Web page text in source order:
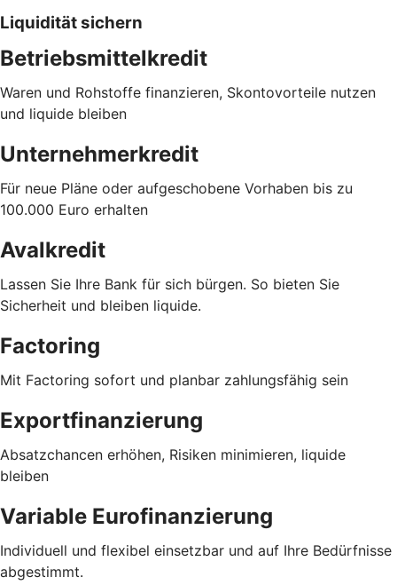
Liquidität sichern
Betriebsmittelkredit
Waren und Rohstoffe finanzieren, Skontovorteile nutzen
und liquide bleiben
Unternehmerkredit
Für neue Pläne oder aufgeschobene Vorhaben bis zu
100.000 Euro erhalten
Avalkredit
Lassen Sie Ihre Bank für sich bürgen. So bieten Sie
Sicherheit und bleiben liquide.
Factoring
Mit Factoring sofort und planbar zahlungsfähig sein
Exportfinanzierung
Absatzchancen erhöhen, Risiken minimieren, liquide
bleiben
Variable Eurofinanzierung
Individuell und flexibel einsetzbar und auf Ihre Bedürfnisse
abgestimmt.